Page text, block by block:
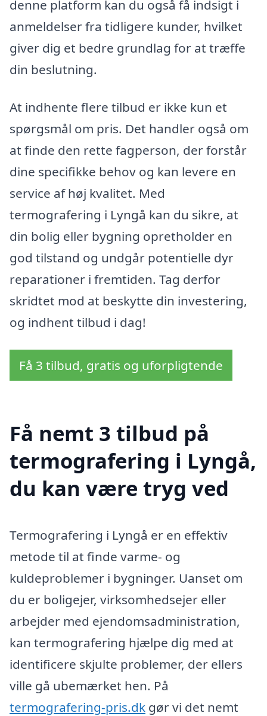
denne platform kan du også få indsigt i
anmeldelser fra tidligere kunder, hvilket
giver dig et bedre grundlag for at træffe
din beslutning.
At indhente flere tilbud er ikke kun et
spørgsmål om pris. Det handler også om
at finde den rette fagperson, der forstår
dine specifikke behov og kan levere en
service af høj kvalitet. Med
termografering i Lyngå kan du sikre, at
din bolig eller bygning opretholder en
god tilstand og undgår potentielle dyr
reparationer i fremtiden. Tag derfor
skridtet mod at beskytte din investering,
og indhent tilbud i dag!
Få 3 tilbud, gratis og uforpligtende
Få nemt 3 tilbud på
termografering i Lyngå,
du kan være tryg ved
Termografering i Lyngå er en effektiv
metode til at finde varme- og
kuldeproblemer i bygninger. Uanset om
du er boligejer, virksomhedsejer eller
arbejder med ejendomsadministration,
kan termografering hjælpe dig med at
identificere skjulte problemer, der ellers
ville gå ubemærket hen. På
termografering-pris.dk gør vi det nemt